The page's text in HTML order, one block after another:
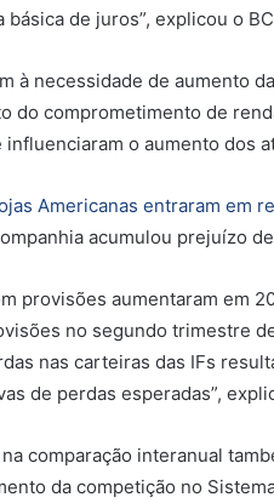
de juros”, explicou o
à necessidade de aumento
do comprometimento de
o aumento dos
Americanas entraram em
acumulou prejuízo
provisões aumentaram em
no segundo trimestre
nas carteiras das IFs
de perdas esperadas”,
comparação interanual
da competição no